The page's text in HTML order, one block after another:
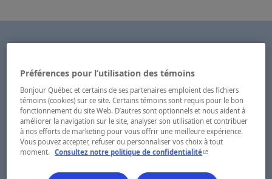
Préférences pour l’utilisation des témoins
Bonjour Québec et certains de ses partenaires emploient des fichiers
témoins (cookies) sur ce site. Certains témoins sont requis pour le bon
fonctionnement du site Web. D’autres sont optionnels et nous aident à
améliorer la navigation sur le site, analyser son utilisation et contribuer
à nos efforts de marketing pour vous offrir une meilleure expérience.
Vous pouvez accepter, refuser ou personnaliser vos choix à tout
moment.
Consultez notre politique de confidentialité- Cet hyperlien